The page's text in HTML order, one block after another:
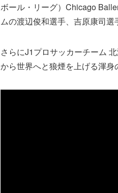
ボール・リーグ）Chicago
ムの渡辺俊和選手、吉原康司選
さらにJ1プロサッカーチーム
から世界へと狼煙を上げる渾身